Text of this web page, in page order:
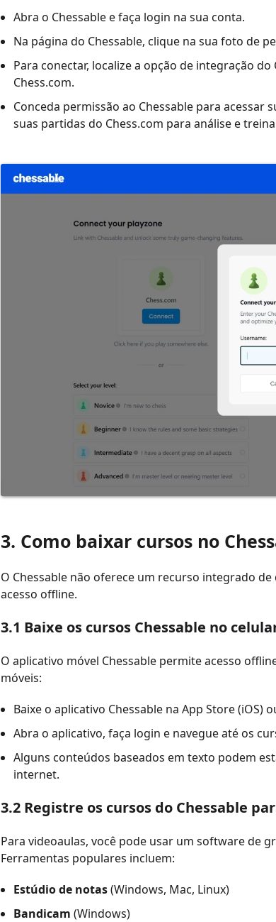
Abra o Chessable e faça login na sua conta.
Na página do Chessable, clique na sua foto de
Para conectar, localize a opção de integração
Chess.com.
Conceda permissão ao Chessable para acessar
suas partidas do Chess.com para análise e
3. Como baixar cursos no
O Chessable não oferece um recurso integrado
acesso offline.
3.1 Baixe os cursos Chessable no
O aplicativo móvel Chessable permite acesso
móveis:
Baixe o aplicativo Chessable na App Store (iOS)
Abra o aplicativo, faça login e navegue até os
Alguns conteúdos baseados em texto podem
internet.
3.2 Registre os cursos do Chessable
Para videoaulas, você pode usar um software de
Ferramentas populares incluem:
Estúdio de notas(Windows, Mac, Linux)
Bandicam (Windows)